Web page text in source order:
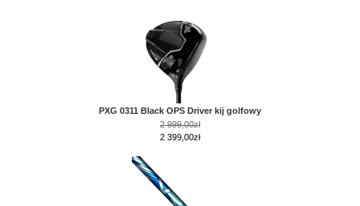
PXG 0311 Black OPS Driver kij golfowy
2 999,00zł
2 399,00zł